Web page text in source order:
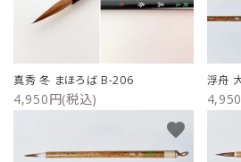
真秀 冬 まほろば B-206
4,950円(税込)
浮舟
favorite